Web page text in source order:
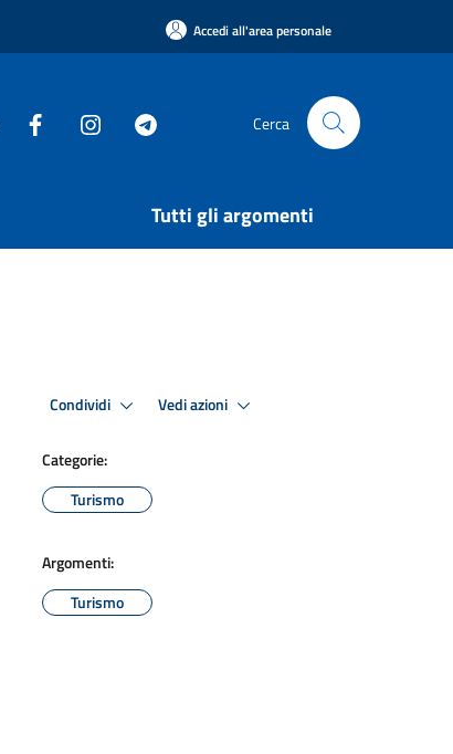
Accedi all'area personale
Cerca
Tutti gli argomenti
Condividi Vedi azioni
Categorie:
Turismo
Argomenti:
Turismo